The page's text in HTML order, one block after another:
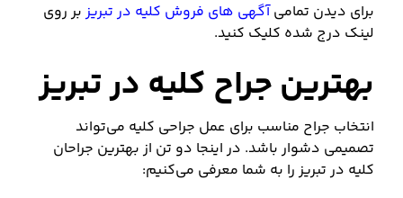
برای دیدن تمامیآگهی های فروش کلیه در تبریزبر روی
لینک درج شده کلیک کنید.
بهترین جراح کلیه در تبریز
انتخاب جراح مناسب برای عمل جراحی کلیه می‌تواند
تصمیمی دشوار باشد. در اینجا دو تن از بهترین جراحان
کلیه در تبریز را به شما معرفی می‌کنیم: